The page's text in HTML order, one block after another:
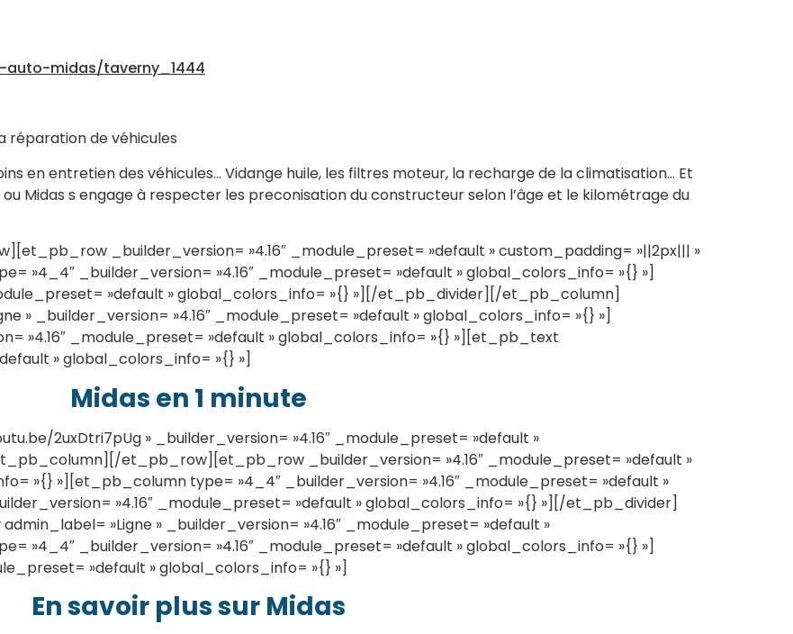
midas/taverny_1444
réparation de véhicules
en entretien des véhicules… Vidange huile, les filtres moteur, la recharge de la climatisation… Et
Midas s engage à respecter les preconisation du constructeur selon l’âge et le kilométrage du
_builder_version= »4.16″ _module_preset= »default » custom_padding= »||2px||| »
»4_4″ _builder_version= »4.16″ _module_preset= »default » global_colors_info= »{} »]
»default » global_colors_info= »{} »][/et_pb_divider][/et_pb_column]
_builder_version= »4.16″ _module_preset= »default » global_colors_info= »{} »]
»4.16″ _module_preset= »default » global_colors_info= »{} »][et_pb_text
» global_colors_info= »{} »]
Midas en 1 minute
2uxDtri7pUg » _builder_version= »4.16″ _module_preset= »default »
et_pb_row][et_pb_row _builder_version= »4.16″ _module_preset= »default »
»{} »][et_pb_column type= »4_4″ _builder_version= »4.16″ _module_preset= »default »
»4.16″ _module_preset= »default » global_colors_info= »{} »][/et_pb_divider]
»Ligne » _builder_version= »4.16″ _module_preset= »default »
»4_4″ _builder_version= »4.16″ _module_preset= »default » global_colors_info= »{} »]
»default » global_colors_info= »{} »]
En savoir plus sur Midas